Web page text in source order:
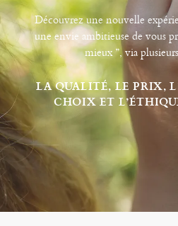
Découvrez une nouvelle
une envie ambitieuse de vous
mieux ”, via
LA QUALITÉ, LE PRIX,
CHOIX ET